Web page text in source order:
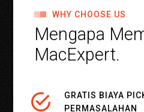
WHY CHOOSE US
Mengapa
MacExpert.
GRATIS BIAYA
PERMASALAHAN